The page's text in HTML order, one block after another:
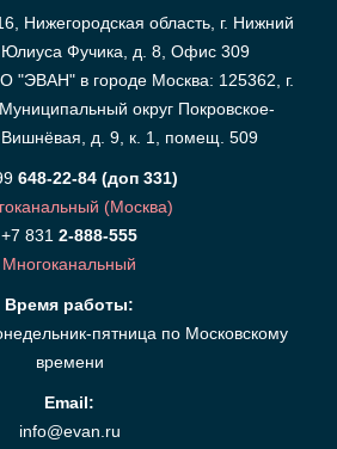
Нижегородская область, г. Нижний
Юлиуса Фучика, д. 8, Офис 309
в городе Москва: 125362, г.
округ Покровское-
д. 9, к. 1, помещ. 509
648-22-84 (доп 331)
(Москва)
+7 831 2-888-555
Многоканальный
Время работы:
пятница по Московскому
времени
Email:
info@evan.ru